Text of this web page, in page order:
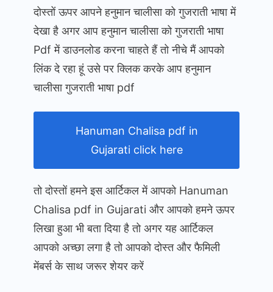
दोस्तों ऊपर आपने हनुमान चालीसा को गुजराती भाषा में
देखा है अगर आप हनुमान चालीसा को गुजराती भाषा
Pdf में डाउनलोड करना चाहते हैं तो नीचे मैं आपको
लिंक दे रहा हूं उसे पर क्लिक करके आप हनुमान
चालीसा गुजराती भाषा pdf
Hanuman Chalisa pdf in
Gujarati click here
तो दोस्तों हमने इस आर्टिकल में आपको Hanuman
Chalisa pdf in Gujarati और आपको हमने ऊपर
लिखा हुआ भी बता दिया है तो अगर यह आर्टिकल
आपको अच्छा लगा है तो आपको दोस्त और फैमिली
मेंबर्स के साथ जरूर शेयर करें